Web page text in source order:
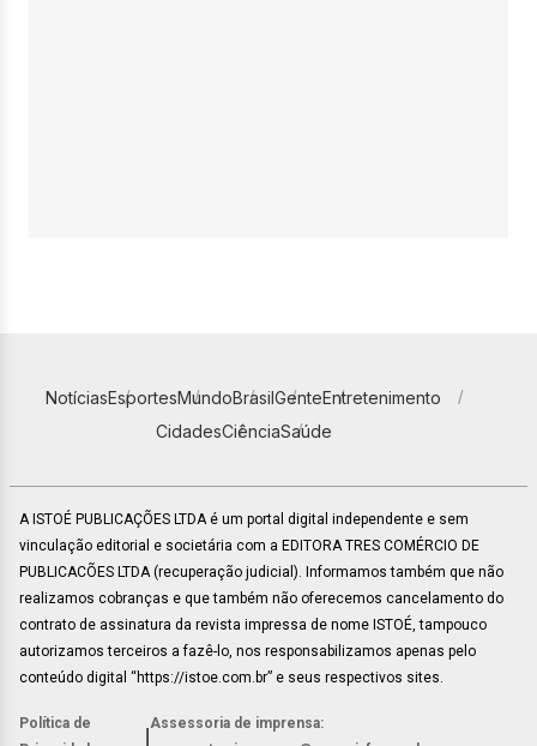
NotíciasEsportesMundoBrasilGenteEntretenimento
CidadesCiênciaSaúde
A ISTOÉ PUBLICAÇÕES LTDA é um portal digital independente e sem
vinculação editorial e societária com a EDITORA TRES COMÉRCIO DE
PUBLICACÕES LTDA (recuperação judicial). Informamos também que não
realizamos cobranças e que também não oferecemos cancelamento do
contrato de assinatura da revista impressa de nome ISTOÉ, tampouco
autorizamos terceiros a fazê-lo, nos responsabilizamos apenas pelo
conteúdo digital “https://istoe.com.br” e seus respectivos sites.
Política de
Assessoria de imprensa: